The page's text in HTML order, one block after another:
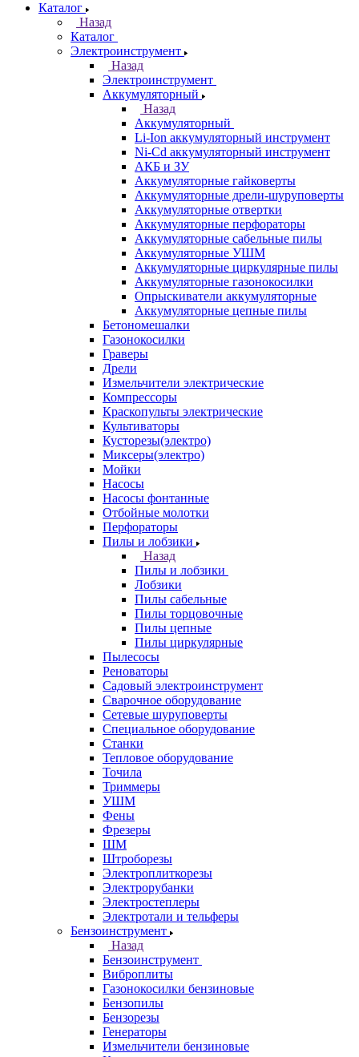
Каталог
Назад
Каталог
Электроинструмент
Назад
Электроинструмент
Аккумуляторный
Назад
Аккумуляторный
Li-Ion аккумуляторный инструмент
Ni-Cd аккумуляторный инструмент
АКБ и ЗУ
Аккумуляторные гайковерты
Аккумуляторные дрели-шуруповерты
Аккумуляторные отвертки
Аккумуляторные перфораторы
Аккумуляторные сабельные пилы
Аккумуляторные УШМ
Аккумуляторные циркулярные пилы
Аккумуляторные газонокосилки
Опрыскиватели аккумуляторные
Аккумуляторные цепные пилы
Бетономешалки
Газонокосилки
Граверы
Дрели
Измельчители электрические
Компрессоры
Краскопульты электрические
Культиваторы
Кусторезы(электро)
Миксеры(электро)
Мойки
Насосы
Насосы фонтанные
Отбойные молотки
Перфораторы
Пилы и лобзики
Назад
Пилы и лобзики
Лобзики
Пилы сабельные
Пилы торцовочные
Пилы цепные
Пилы циркулярные
Пылесосы
Реноваторы
Садовый электроинструмент
Сварочное оборудование
Сетевые шуруповерты
Специальное оборудование
Станки
Тепловое оборудование
Точила
Триммеры
УШМ
Фены
Фрезеры
ШМ
Штроборезы
Электроплиткорезы
Электрорубанки
Электростеплеры
Электротали и тельферы
Бензоинструмент
Назад
Бензоинструмент
Виброплиты
Газонокосилки бензиновые
Бензопилы
Бензорезы
Генераторы
Измельчители бензиновые